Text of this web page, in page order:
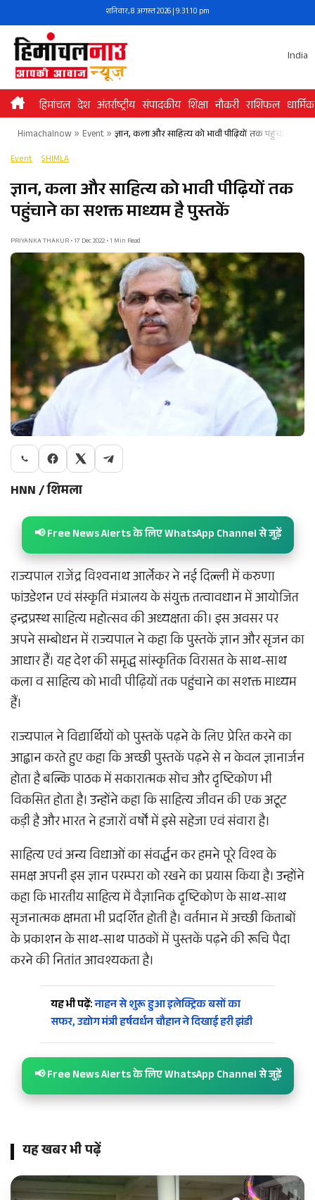
to
content
शनिवार, 8 अगस्त 2026 | 9:31:11 pm
India
हिमांचल देश अंतर्राष्ट्रीय संपादकीय शिक्षा नौकरी राशिफल धार्मिक
Himachalnow» Event» ज्ञान, कला और साहित्य को भावी पीढ़ियों तक पहुंचाने का
Event SHIMLA
ज्ञान, कला और साहित्य को भावी पीढ़ियों तक
पहुंचाने का सशक्त माध्यम है पुस्तकें
PRIYANKA THAKUR • 17 Dec 2022 • 1 Min Read
HNN / शिमला
📢 Free News Alerts के लिए WhatsApp Channel से जुड़ें
राज्यपाल राजेंद्र विश्वनाथ आर्लेकर ने नई दिल्ली में करुणा
फांउडेशन एवं संस्कृति मंत्रालय के संयुक्त तत्वावधान में आयोजित
इन्द्रप्रस्थ साहित्य महोत्सव की अध्यक्षता की। इस अवसर पर
अपने सम्बोधन में राज्यपाल ने कहा कि पुस्तकें ज्ञान और सृजन का
आधार हैं। यह देश की समृद्ध सांस्कृतिक विरासत के साथ-साथ
कला व साहित्य को भावी पीढ़ियों तक पहुंचाने का सशक्त माध्यम
हैं।
राज्यपाल ने विद्यार्थियों को पुस्तकें पढ़ने के लिए प्रेरित करने का
आह्वान करते हुए कहा कि अच्छी पुस्तकें पढ़ने से न केवल ज्ञानार्जन
होता है बल्कि पाठक में सकारात्मक सोच और दृष्टिकोण भी
विकसित होता है। उन्होंने कहा कि साहित्य जीवन की एक अटूट
कड़ी है और भारत ने हजारों वर्षों में इसे सहेजा एवं संवारा है।
साहित्य एवं अन्य विधाओं का संवर्द्धन कर हमने पूरे विश्व के
समक्ष अपनी इस ज्ञान परम्परा को रखने का प्रयास किया है। उन्होंने
कहा कि भारतीय साहित्य में वैज्ञानिक दृष्टिकोण के साथ-साथ
सृजनात्मक क्षमता भी प्रदर्शित होती है। वर्तमान में अच्छी किताबों
के प्रकाशन के साथ-साथ पाठकों में पुस्तकें पढ़ने की रूचि पैदा
करने की नितांत आवश्यकता है।
यह भी पढ़ें:नाहन से शुरू हुआ इलेक्ट्रिक बसों का
सफर, उद्योग मंत्री हर्षवर्धन चौहान ने दिखाई हरी झंडी
📢 Free News Alerts के लिए WhatsApp Channel से जुड़ें
यह खबर भी पढ़ें